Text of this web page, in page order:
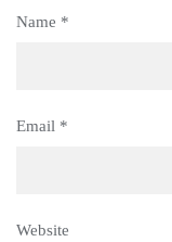
Name *
Email *
Website